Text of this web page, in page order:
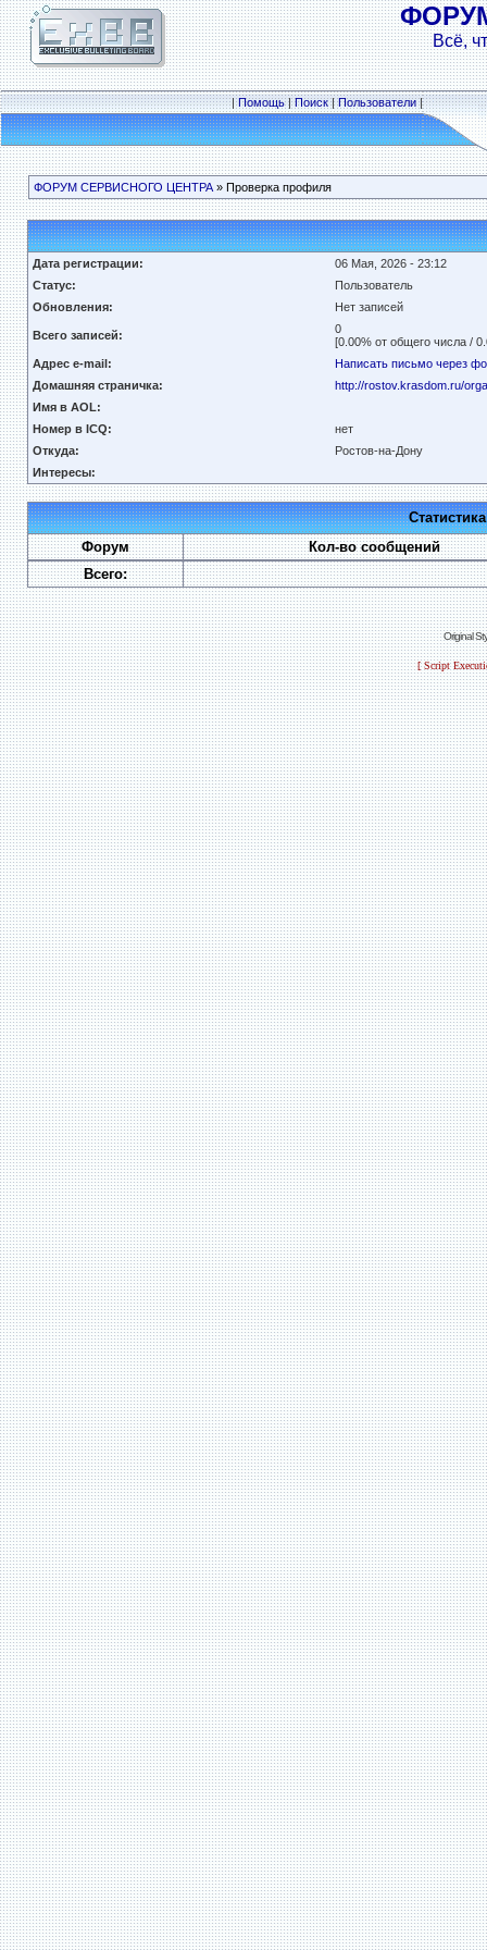
Всё,
|Помощь|Поиск|Пользователи|
ФОРУМ СЕРВИСНОГО ЦЕНТРА» Проверка профиля
Дата регистрации:
06 Мая, 2026 - 23:12
Статус:
Пользователь
Обновления:
Нет записей
Всего записей:
0
[0.00% от общего числа /
Адрес e-mail:
Написать письмо через
Домашняя страничка:
http://rostov.krasdom.ru/
Имя в AOL:
Номер в ICQ:
нет
Откуда:
Ростов-на-Дону
Интересы:
Форум
Кол-во сообщений
Всего:
Original
[ Script